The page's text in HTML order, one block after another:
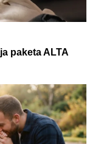
paketa ALTA